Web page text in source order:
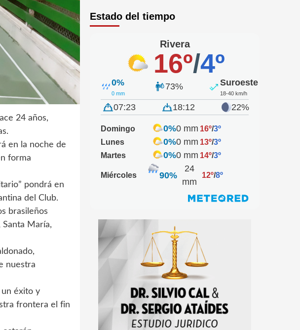
24 años,
en la noche de
forma
pondrá en
del Club.
brasileños
María,
nuestra
un éxito y
frontera el fin
Estado del tiempo
Rivera
16º/4º
0%
0 mm
73% Suroeste
18-40 km/h
07:23 18:12 22%
Domingo 0%0 mm 16º/3º
Lunes
0%0 mm 13º/3º
Martes
0%0 mm 14º/3º
Miércoles 90%
24
mm
12º/8º